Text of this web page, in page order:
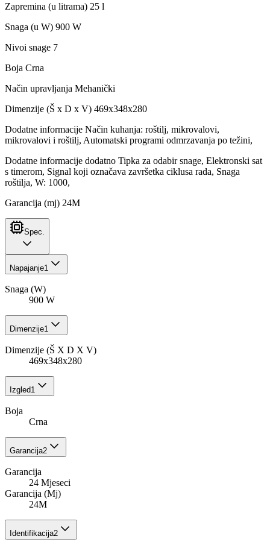
Zapremina (u litrama) 25 l
Snaga (u W) 900 W
Nivoi snage 7
Boja Crna
Način upravljanja Mehanički
Dimenzije (Š x D x V) 469x348x280
Dodatne informacije Način kuhanja: roštilj, mikrovalovi,
mikrovalovi i roštilj, Automatski programi odmrzavanja po težini,
Dodatne informacije dodatno Tipka za odabir snage, Elektronski sat
s timerom, Signal koji označava završetka ciklusa rada, Snaga
roštilja, W: 1000,
Garancija (mj) 24M
Spec.
Napajanje1
Snaga (W)
900 W
Dimenzije1
Dimenzije (Š X D X V)
469x348x280
Izgled1
Boja
Crna
Garancija2
Garancija
24 Mjeseci
Garancija (Mj)
24M
Identifikacija2